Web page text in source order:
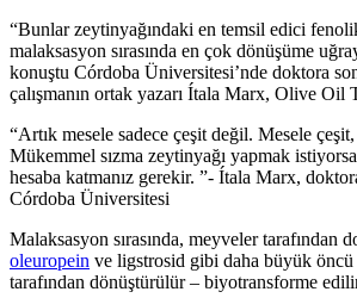
“Bunlar zeytinyağındaki en temsil edici fenolik
malaksasyon sırasında en çok dönüşüme
konuştu Córdoba Üniversitesi’nde doktora
çalışmanın ortak yazarı Ítala Marx, Olive Oil
Artık mesele sadece çeşit değil. Mesele
Mükemmel sızma zeytinyağı yapmak
hesaba katmanız gerekir.
- Ítala Marx, doktora
Córdoba Üniversitesi
Malaksasyon sırasında, meyveler tarafından
oleuropein ve ligstrosid gibi daha büyük
tarafından dönüştürülür – biyotransforme